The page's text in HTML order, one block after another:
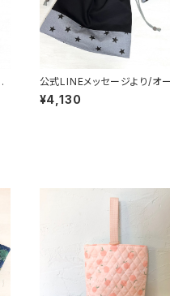
公式LINEメッセージより/オ
ー 巾着袋(大) (中)★男の
ンプル｜通園通学用のかわい
¥4,130